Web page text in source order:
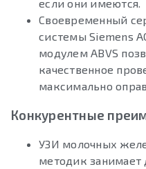
если они имеются.
Своевременный
системы Siemens
модулем ABVS
качественное
максимально
Конкурентные
УЗИ молочных
методик занимает